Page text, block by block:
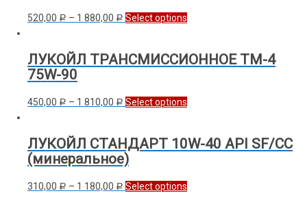
520,00 Р – 1 880,00 Р Select options
ЛУКОЙЛ ТРАНСМИССИОННОЕ ТМ-4
75W-90
450,00 Р – 1 810,00 Р Select options
ЛУКОЙЛ СТАНДАРТ 10W-40 API SF/CC
(минеральное)
310,00 Р – 1 180,00 Р Select options